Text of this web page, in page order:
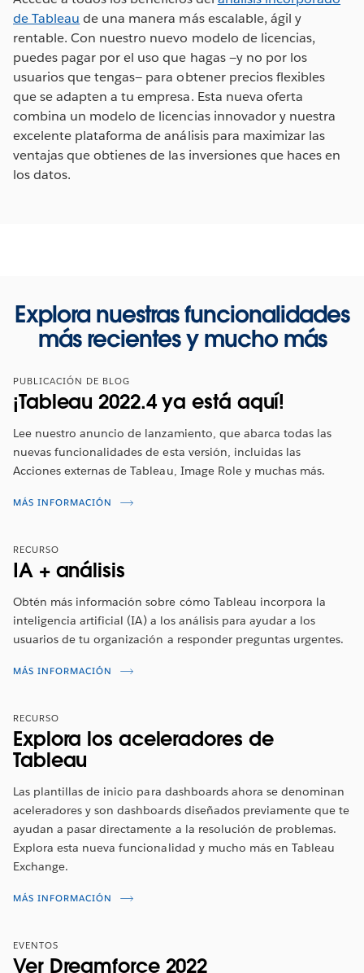
de Tableau de una manera más escalable, ágil y
rentable. Con nuestro nuevo modelo de licencias,
puedes pagar por el uso que hagas —y no por los
usuarios que tengas— para obtener precios flexibles
que se adapten a tu empresa. Esta nueva oferta
combina un modelo de licencias innovador y nuestra
excelente plataforma de análisis para maximizar las
ventajas que obtienes de las inversiones que haces en
los datos.
Descripción general de las
Mira el video para conocer las funcionalidades más
recientes de la mano del
2022, Marc Reid. Este visionario te mostrará en detalle
los principales aspectos destacados de esta versión.
Explora nuestras funcionalidades
más recientes y mucho más
PUBLICACIÓN DE BLOG
¡Tableau 2022.4 ya está aquí!
Lee nuestro anuncio de lanzamiento, que abarca todas las
nuevas funcionalidades de esta versión, incluidas las
Acciones externas de Tableau, Image Role y muchas más.
MÁS INFORMACIÓN
RECURSO
IA + análisis
Obtén más información sobre cómo Tableau incorpora la
inteligencia artificial (IA) a los análisis para ayudar a los
usuarios de tu organización a responder preguntas urgentes.
MÁS INFORMACIÓN
RECURSO
Explora los aceleradores de
Tableau
Las plantillas de inicio para dashboards ahora se denominan
aceleradores y son dashboards diseñados previamente que te
ayudan a pasar directamente a la resolución de problemas.
Explora esta nueva funcionalidad y mucho más en Tableau
Exchange.
MÁS INFORMACIÓN
EVENTOS
Ver Dreamforce 2022